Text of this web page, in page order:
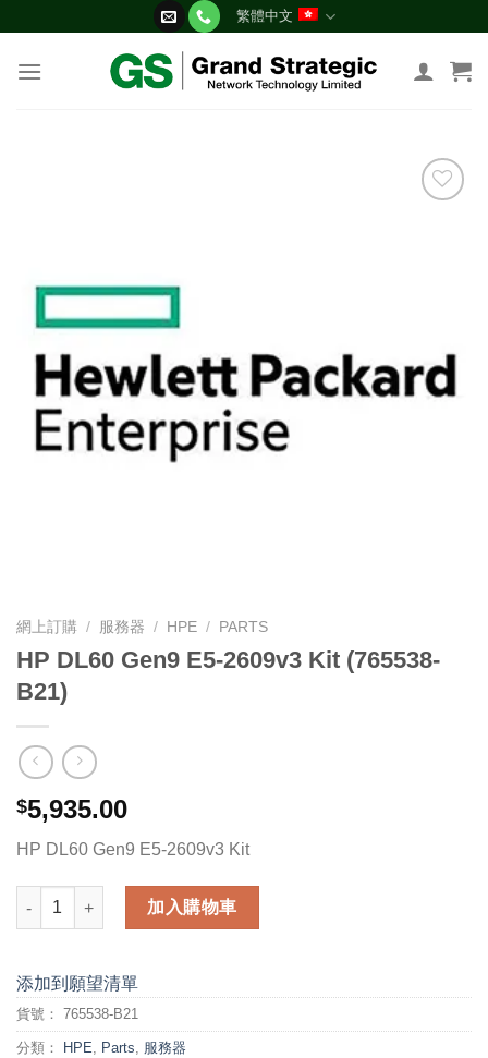
content
繁體中文
網上訂購 / 服務器 / HPE / PARTS
HP DL60 Gen9 E5-2609v3 Kit (765538-
B21)
$5,935.00
HP DL60 Gen9 E5-2609v3 Kit
HP DL60 Gen9 E5-2609v3 Kit (765538-B21) 數量
加入購物車
添加到願望清單
貨號： 765538-B21
分類： HPE, Parts, 服務器